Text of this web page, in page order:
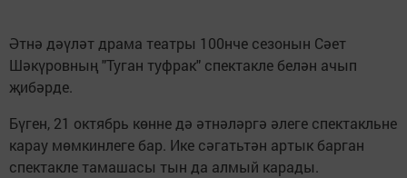
Әтнә дәүләт драма театры 100нче сезонын Сәет
Шәкүровның "Туган туфрак" спектакле белән ачып
җибәрде.
Бүген, 21 октябрь көнне дә әтнәләргә әлеге спектакльне
карау мөмкинлеге бар. Ике сәгатьтән артык барган
спектакле тамашасы тын да алмый карады.